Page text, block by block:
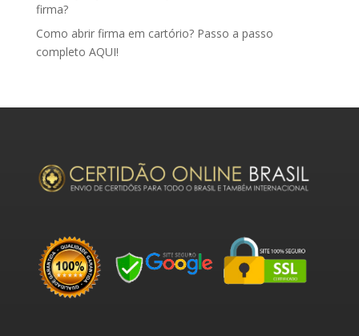
firma?
Como abrir firma em cartório? Passo a passo
completo AQUI!